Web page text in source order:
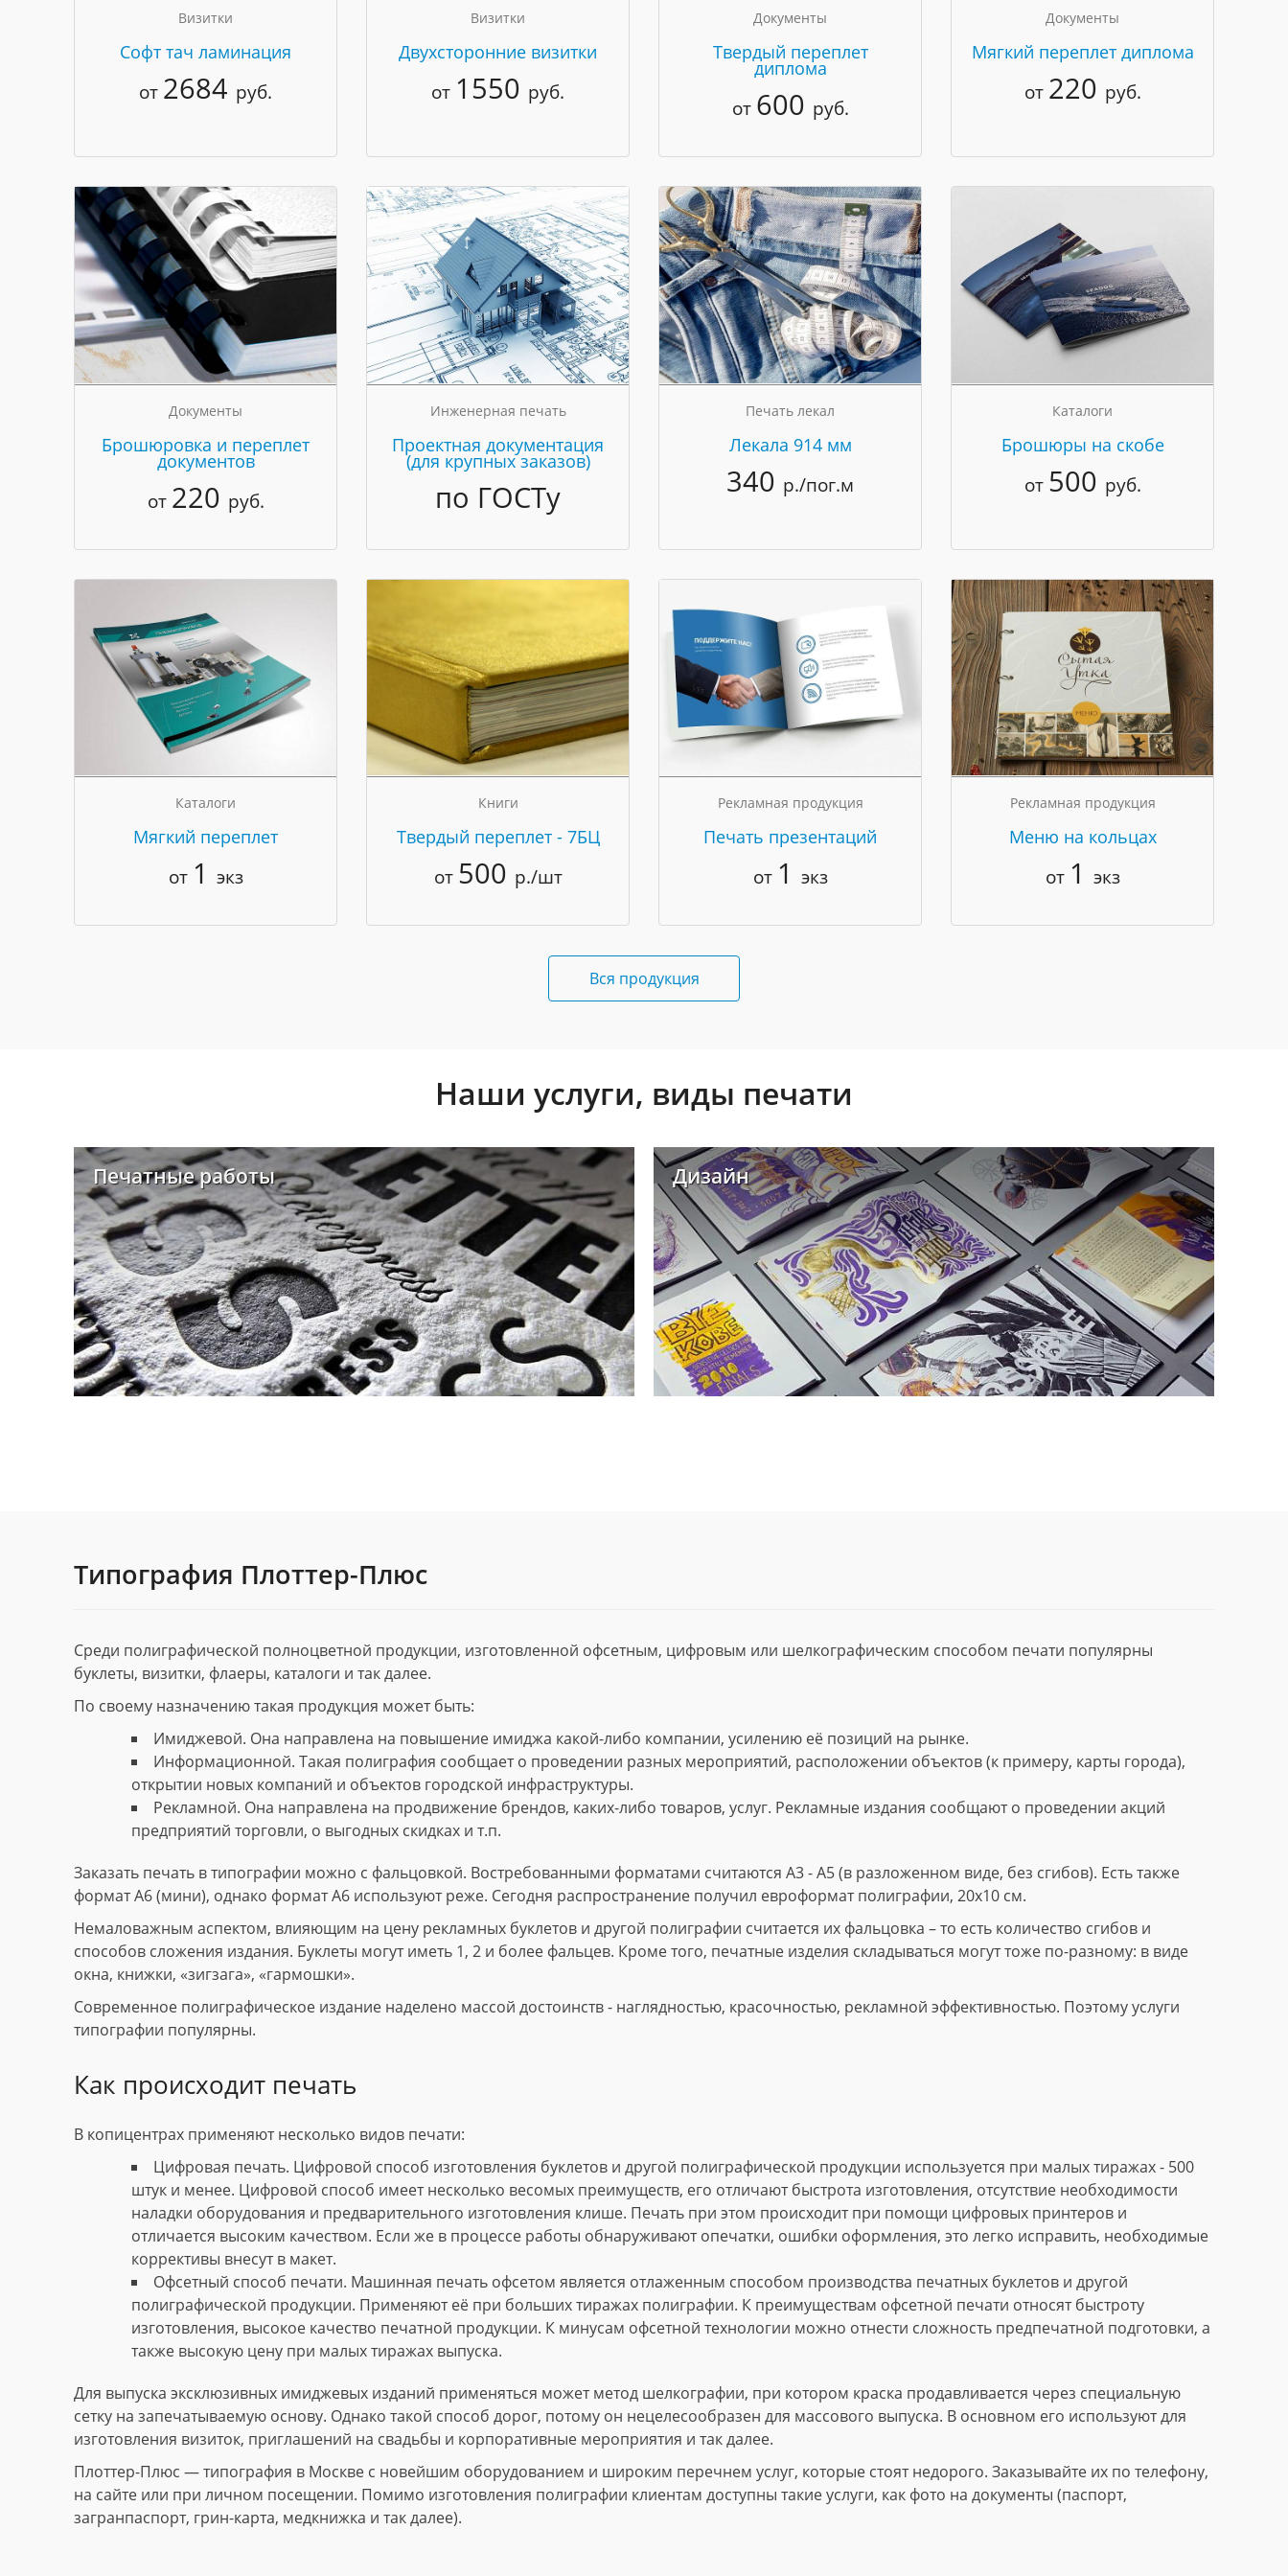
Визитки
Cофт тач ламинация
от 2684 руб.
Визитки
Двухсторонние визитки
от 1550 руб.
Документы
Твердый переплет
диплома
от 600 руб.
Документы
Мягкий переплет диплома
от 220 руб.
Документы
Брошюровка и переплет
документов
от 220 руб.
Инженерная печать
Проектная документация
(для крупных заказов)
по ГОСТу
Печать лекал
Лекала 914 мм
340 р./пог.м
Каталоги
Брошюры на скобе
от 500 руб.
Каталоги
Мягкий переплет
от 1 экз
Книги
Твердый переплет - 7БЦ
от 500 р./шт
Рекламная продукция
Печать презентаций
от 1 экз
Рекламная продукция
Меню на кольцах
от 1 экз
Вся продукция
Наши услуги, виды печати
Печатные работы Дизайн
Типография Плоттер-Плюс
Среди полиграфической полноцветной продукции, изготовленной офсетным, цифровым или шелкографическим способом печати популярны
буклеты, визитки, флаеры, каталоги и так далее.
По своему назначению такая продукция может быть:
Имиджевой. Она направлена на повышение имиджа какой-либо компании, усилению её позиций на рынке.
Информационной. Такая полиграфия сообщает о проведении разных мероприятий, расположении объектов (к примеру, карты города),
открытии новых компаний и объектов городской инфраструктуры.
Рекламной. Она направлена на продвижение брендов, каких-либо товаров, услуг. Рекламные издания сообщают о проведении акций
предприятий торговли, о выгодных скидках и т.п.
Заказать печать в типографии можно с фальцовкой. Востребованными форматами считаются А3 - А5 (в разложенном виде, без сгибов). Есть также
формат А6 (мини), однако формат А6 используют реже. Сегодня распространение получил евроформат полиграфии, 20х10 см.
Немаловажным аспектом, влияющим на цену рекламных буклетов и другой полиграфии считается их фальцовка – то есть количество сгибов и
способов сложения издания. Буклеты могут иметь 1, 2 и более фальцев. Кроме того, печатные изделия складываться могут тоже по-разному: в виде
окна, книжки, «зигзага», «гармошки».
Современное полиграфическое издание наделено массой достоинств - наглядностью, красочностью, рекламной эффективностью. Поэтому услуги
типографии популярны.
Как происходит печать
В копицентрах применяют несколько видов печати:
Цифровая печать. Цифровой способ изготовления буклетов и другой полиграфической продукции используется при малых тиражах - 500
штук и менее. Цифровой способ имеет несколько весомых преимуществ, его отличают быстрота изготовления, отсутствие необходимости
наладки оборудования и предварительного изготовления клише. Печать при этом происходит при помощи цифровых принтеров и
отличается высоким качеством. Если же в процессе работы обнаруживают опечатки, ошибки оформления, это легко исправить, необходимые
коррективы внесут в макет.
Офсетный способ печати. Машинная печать офсетом является отлаженным способом производства печатных буклетов и другой
полиграфической продукции. Применяют её при больших тиражах полиграфии. К преимуществам офсетной печати относят быстроту
изготовления, высокое качество печатной продукции. К минусам офсетной технологии можно отнести сложность предпечатной подготовки, а
также высокую цену при малых тиражах выпуска.
Для выпуска эксклюзивных имиджевых изданий применяться может метод шелкографии, при котором краска продавливается через специальную
сетку на запечатываемую основу. Однако такой способ дорог, потому он нецелесообразен для массового выпуска. В основном его используют для
изготовления визиток, приглашений на свадьбы и корпоративные мероприятия и так далее.
Плоттер-Плюс — типография в Москве с новейшим оборудованием и широким перечнем услуг, которые стоят недорого. Заказывайте их по телефону,
на сайте или при личном посещении. Помимо изготовления полиграфии клиентам доступны такие услуги, как фото на документы (паспорт,
загранпаспорт, грин-карта, медкнижка и так далее).